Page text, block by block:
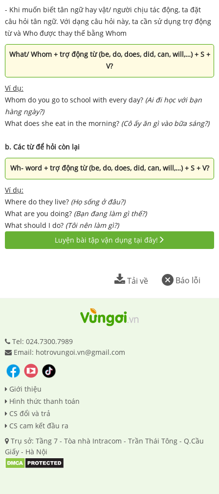
- Khi muốn biết tân ngữ hay vật/ người chịu tác động, ta đặt
câu hỏi tân ngữ. Với dạng câu hỏi này, ta cần sử dụng trợ động
từ và Who được thay thế bằng Whom
What/ Whom + trợ động từ (be, do, does, did, can, will,…) + S +
V?
Ví dụ:
Whom do you go to school with every day? (Ai đi học với bạn
hàng ngày?)
What does she eat in the morning? (Cô ấy ăn gì vào bữa sáng?)
b. Các từ để hỏi còn lại
Wh- word + trợ động từ (be, do, does, did, can, will,…) + S + V?
Ví dụ:
Where do they live? (Họ sống ở đâu?)
What are you doing? (Bạn đang làm gì thế?)
What should I do? (Tôi nên làm gì?)
Luyện bài tập vận dụng tại đây!
Báo lỗi
Tải về
Tel: 024.7300.7989
Email: hotrovungoi.vn@gmail.com
Giới thiệu
Hình thức thanh toán
CS đổi và trả
CS cam kết đầu ra
Trụ sở: Tầng 7 - Tòa nhà Intracom - Trần Thái Tông - Q.Cầu
Giấy - Hà Nội